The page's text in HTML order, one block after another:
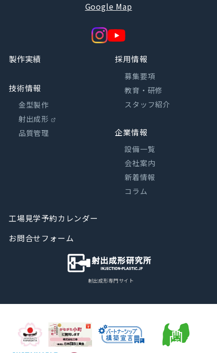
Google Map
製作実績
技術情報
金型製作
射出成形
品質管理
採用情報
募集要項
教育・研修
スタッフ紹介
企業情報
設備一覧
会社案内
新着情報
コラム
工場見学予約カレンダー
お問合せフォーム
射出成形専門サイト